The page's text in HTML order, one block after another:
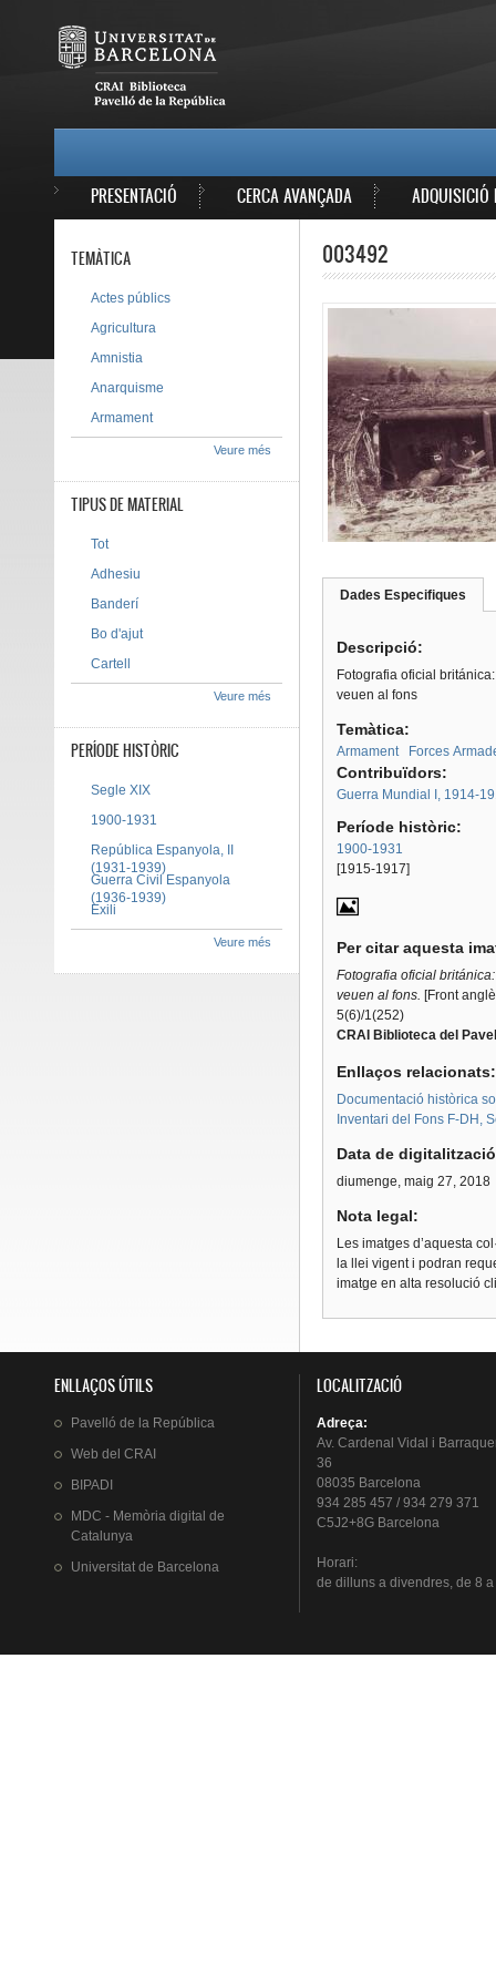
PRESENTACIÓ CERCA AVANÇADA ADQUISICIÓ
003492
Dades Especifiques
Descripció:
Fotografia oficial
veuen al fons
Temàtica:
Armament Forces
Contribuïdors:
Guerra Mundial I, 1914-
Període històric:
1900-1931
[1915-1917]
Per citar aquesta
Fotografia oficial
veuen al fons. [Front
5(6)/1(252)
CRAI Biblioteca del
Enllaços
Documentació històrica
Inventari del Fons F-DH,
Data de
diumenge, maig 27, 2018
Nota legal:
Les imatges d’aquesta
la llei vigent i podran
imatge en alta resolució
TEMÀTICA
Actes públics
Agricultura
Amnistia
Anarquisme
Armament
Veure més
TIPUS DE MATERIAL
Tot
Adhesiu
Banderí
Bo d'ajut
Cartell
Veure més
PERÍODE HISTÒRIC
Segle XIX
1900-1931
República Espanyola, II
(1931-1939)
Guerra Civil Espanyola
(1936-1939)
Exili
Veure més
ENLLAÇOS ÚTILS
Pavelló de la República
Web del CRAI
BIPADI
MDC - Memòria digital de
Catalunya
Universitat de Barcelona
LOCALITZACIÓ
Adreça:
Av. Cardenal Vidal i
36
08035 Barcelona
934 285 457 / 934 279 371
C5J2+8G Barcelona
Horari:
de dillunsa divendres, de 8